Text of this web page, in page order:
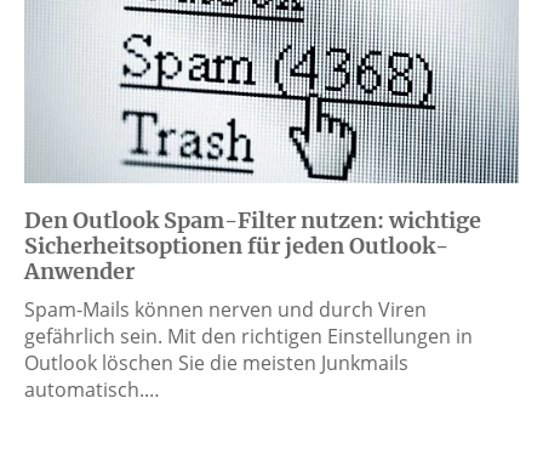
Den Outlook Spam-Filter nutzen: wichtige
Sicherheitsoptionen für jeden Outlook-
Anwender
Spam-Mails können nerven und durch Viren
gefährlich sein. Mit den richtigen Einstellungen in
Outlook löschen Sie die meisten Junkmails
automatisch.…